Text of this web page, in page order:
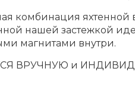
комбинация яхтенной
нашей застежкой
магнитами внутри.
ВРУЧНУЮ и